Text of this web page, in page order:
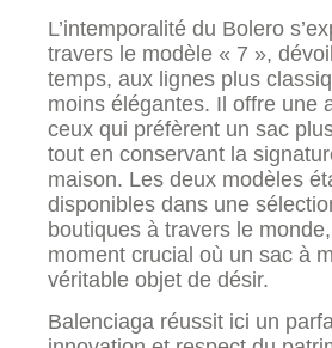
L’intemporalité du Bolero
travers le modèle « 7 »,
temps, aux lignes plus
moins élégantes. Il offre une
ceux qui préfèrent un sac
tout en conservant la
maison. Les deux modèles
disponibles dans une
boutiques à travers le
moment crucial où un sac à
véritable objet de désir.
Balenciaga réussit ici un